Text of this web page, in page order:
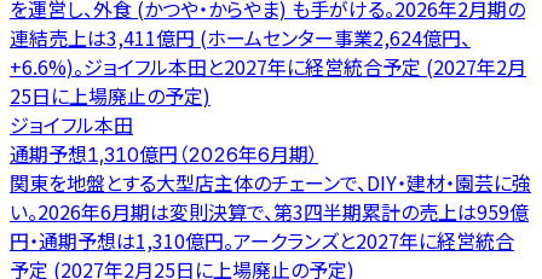
を運営し、外食 (かつや・からやま) も手がける。2026年2月期の
連結売上は3,411億円 (ホームセンター事業2,624億円、
+6.6%)。ジョイフル本田と2027年に経営統合予定 (2027年2月
25日に上場廃止の予定)
ジョイフル本田
通期予想1,310億円（2026年6月期）
関東を地盤とする大型店主体のチェーンで、DIY・建材・園芸に強
い。2026年6月期は変則決算で、第3四半期累計の売上は959億
円・通期予想は1,310億円。アークランズと2027年に経営統合
予定 (2027年2月25日に上場廃止の予定)